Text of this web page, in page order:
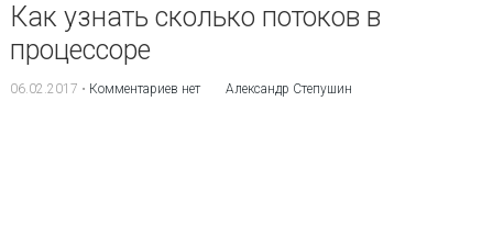
Как узнать сколько потоков в
процессоре
06.02.2017 • Комментариев нет Александр Степушин